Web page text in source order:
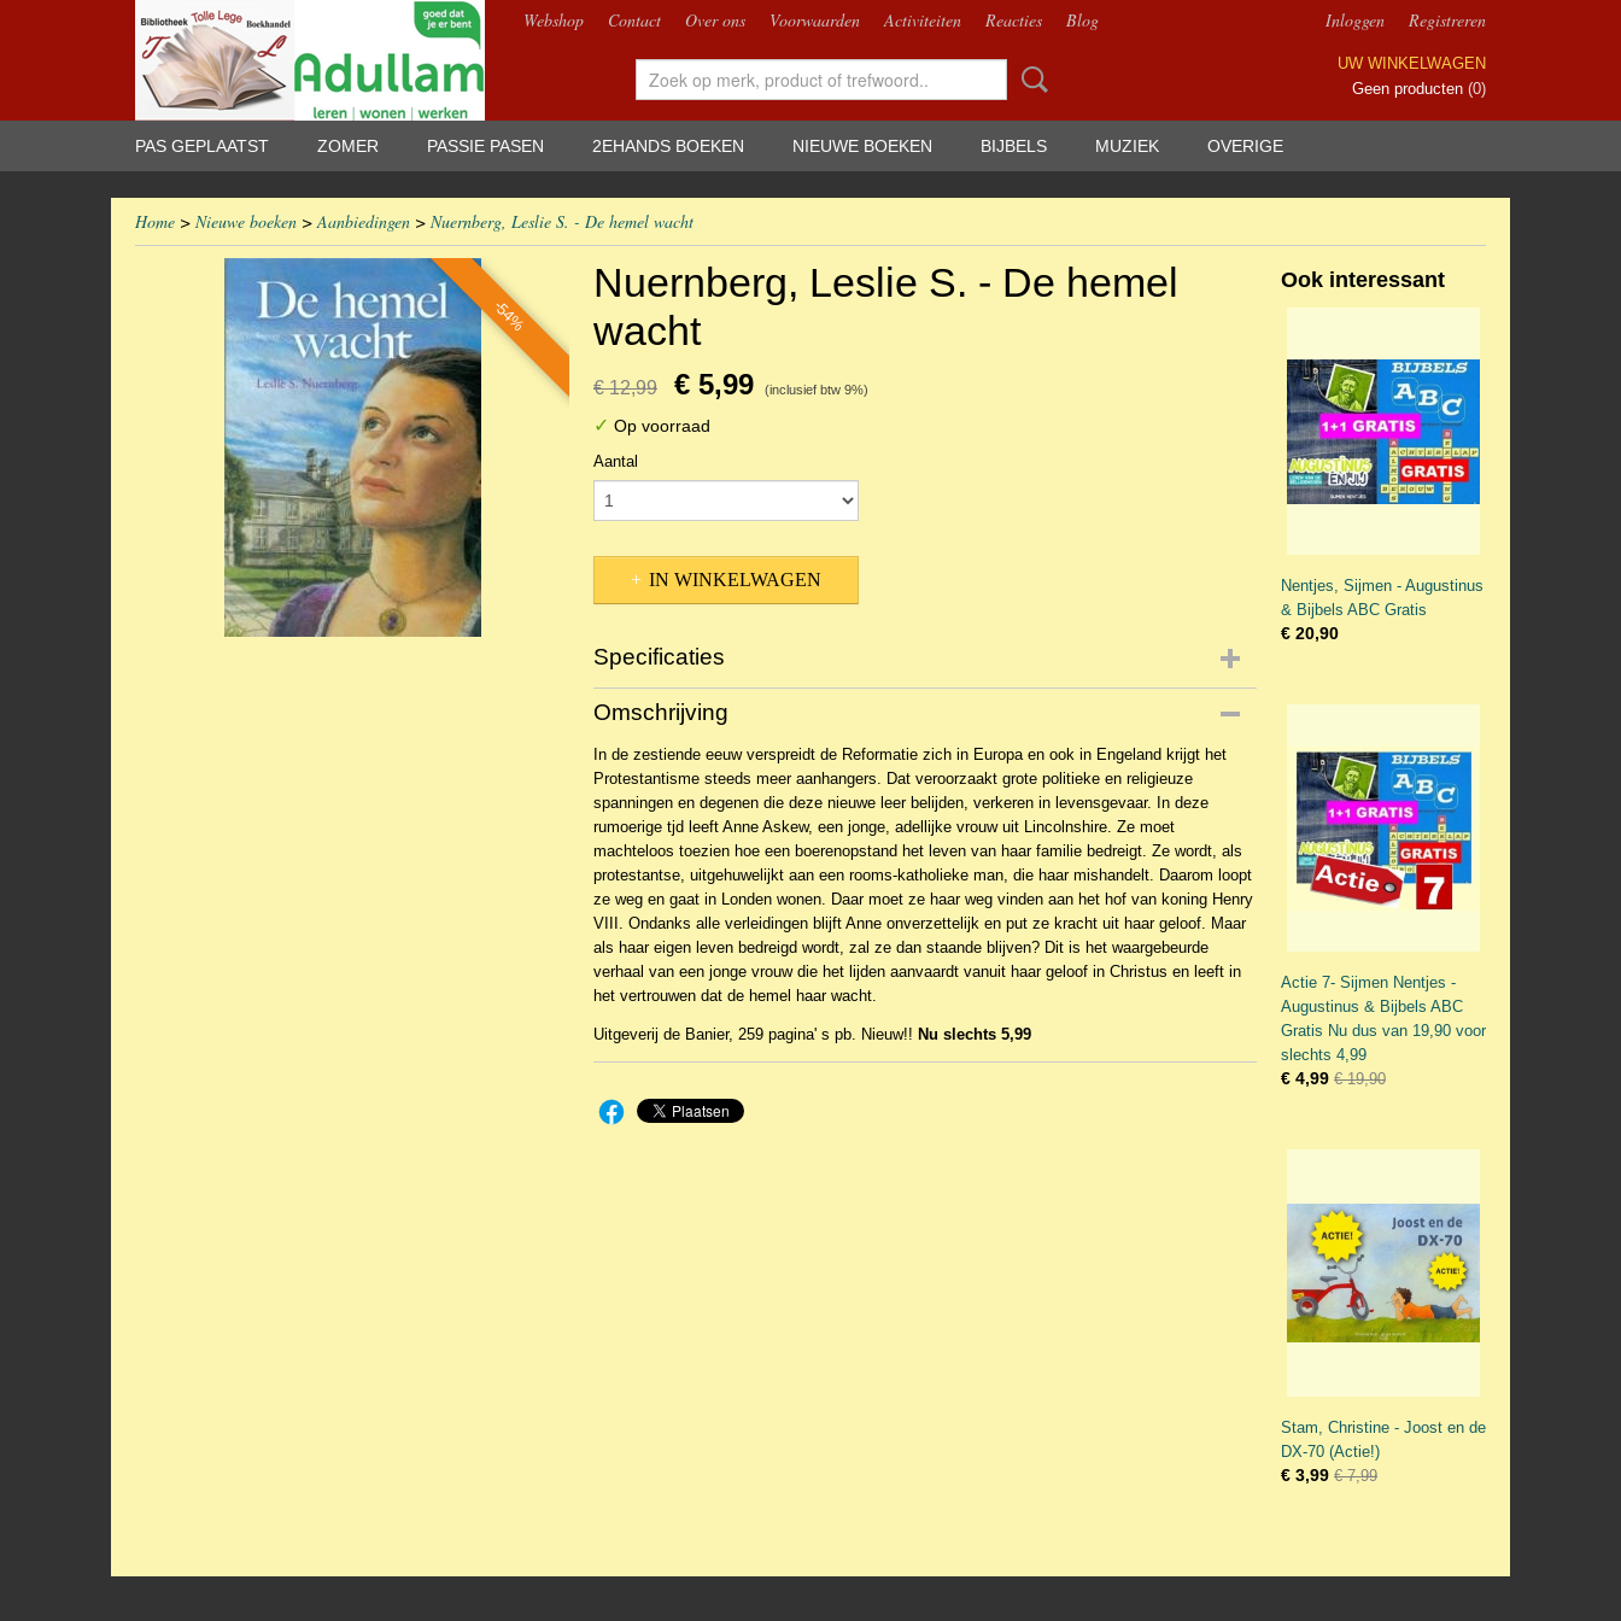
Webshop Contact Over ons Voorwaarden Activiteiten Reacties Blog Inloggen Registreren
UW WINKELWAGEN
Geen producten (0)
PAS GEPLAATST ZOMER PASSIE PASEN 2EHANDS BOEKEN NIEUWE BOEKEN BIJBELS MUZIEK OVERIGE
Home > Nieuwe boeken >Aanbiedingen > Nuernberg, Leslie S. - De hemel wacht
-54%
Nuernberg, Leslie S. - De hemel
wacht
€ 12,99 € 5,99 (inclusief btw 9%)
✓ Op voorraad
Aantal
IN WINKELWAGEN
Specificaties
Productcode
EAN code
Omschrijving
In de zestiende eeuw verspreidt de Reformatie zich in Europa en ook in Engeland krijgt het
Protestantisme steeds meer aanhangers. Dat veroorzaakt grote politieke en religieuze
spanningen en degenen die deze nieuwe leer belijden, verkeren in levensgevaar. In deze
rumoerige tjd leeft Anne Askew, een jonge, adellijke vrouw uit Lincolnshire. Ze moet
machteloos toezien hoe een boerenopstand het leven van haar familie bedreigt. Ze wordt, als
protestantse, uitgehuwelijkt aan een rooms-katholieke man, die haar mishandelt. Daarom loopt
ze weg en gaat in Londen wonen. Daar moet ze haar weg vinden aan het hof van koning Henry
VIII. Ondanks alle verleidingen blijft Anne onverzettelijk en put ze kracht uit haar geloof. Maar
als haar eigen leven bedreigd wordt, zal ze dan staande blijven? Dit is het waargebeurde
verhaal van een jonge vrouw die het lijden aanvaardt vanuit haar geloof in Christus en leeft in
het vertrouwen dat de hemel haar wacht.
Uitgeverij de Banier, 259 pagina' s pb. Nieuw!! Nu slechts 5,99
Ook interessant
Nentjes, Sijmen - Augustinus
& Bijbels ABC Gratis
€ 20,90
Actie 7- Sijmen Nentjes -
Augustinus & Bijbels ABC
Gratis Nu dus van 19,90 voor
slechts 4,99
€ 4,99 € 19,90
Stam, Christine - Joost en de
DX-70 (Actie!)
€ 3,99 € 7,99